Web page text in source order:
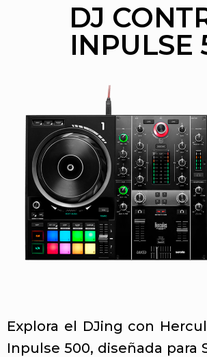
DJ
INPULSE
Explora el DJing con
Inpulse 500, diseñada para